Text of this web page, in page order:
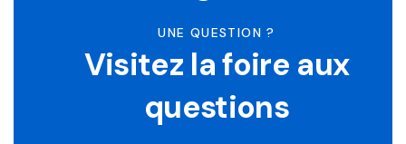
UNE QUESTION ?
Visitez la foire aux
questions